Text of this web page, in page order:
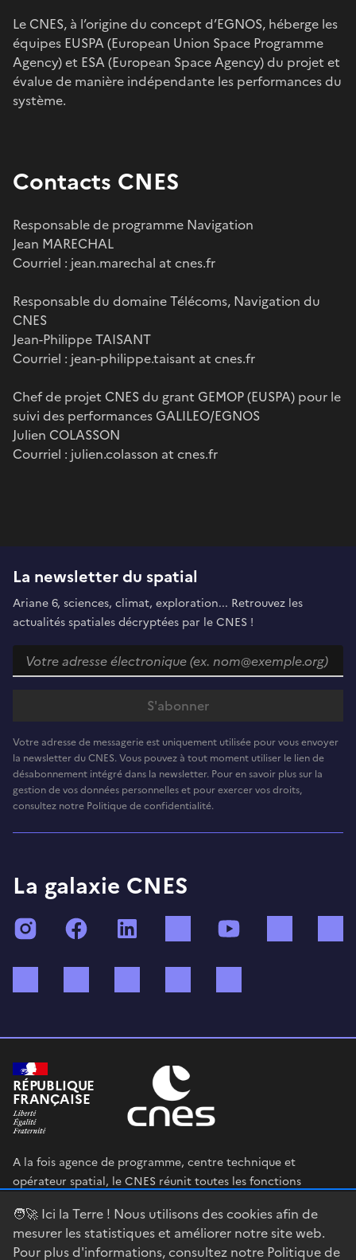
🧑‍🚀 Ici la Terre ! Nous utilisons des cookies afin de
mesurer les statistiques et améliorer notre site web.
Pour plus d'informations, consultez notre Politique de
Le CNES, à l’origine du concept d’EGNOS, héberge les
équipes EUSPA (European Union Space Programme
Agency) et ESA (European Space Agency) du projet et
évalue de manière indépendante les performances du
système.
Contacts CNES
Responsable de programme Navigation
Jean MARECHAL
Courriel : jean.marechal at cnes.fr
Responsable du domaine Télécoms, Navigation du
CNES
Jean-Philippe TAISANT
Courriel : jean-philippe.taisant at cnes.fr
Chef de projet CNES du grant GEMOP (EUSPA) pour le
suivi des performances GALILEO/EGNOS
Julien COLASSON
Courriel : julien.colasson at cnes.fr
La newsletter du spatial
Ariane 6, sciences, climat, exploration... Retrouvez les
actualités spatiales décryptées par le CNES !
Votre adresse de messagerie est uniquement utilisée pour vous envoyer
la newsletter du CNES. Vous pouvez à tout moment utiliser le lien de
désabonnement intégré dans la newsletter. Pour en savoir plus sur la
gestion de vos données personnelles et pour exercer vos droits,
consultez notre Politique de confidentialité.
La galaxie CNES
InstagramFacebook TikTok
RÉPUBLIQUE
FRANÇAISE
A la fois agence de programme, centre technique et
opérateur spatial, le CNES réunit toutes les fonctions
en œuvre sa stratégie spatiale.